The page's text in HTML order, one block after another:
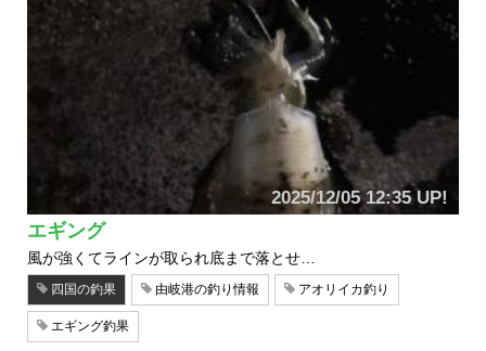
2025/12/05 12:35 UP!
エギング
風が強くてラインが取られ底まで落とせ…
四国の釣果 由岐港の釣り情報 アオリイカ釣り
エギング釣果